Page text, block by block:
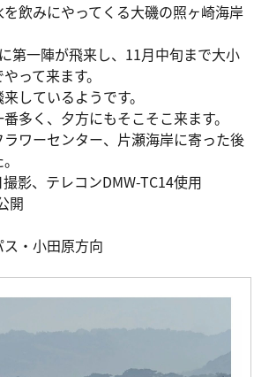
飲みにやってくる大磯の照ヶ崎海岸
第一陣が飛来し、11月中旬まで大小
って来ます。
しているようです。
多く、夕方にもそこそこ来ます。
ワーセンター、片瀬海岸に寄った後
影、テレコンDMW-TC14使用
開
・小田原方向